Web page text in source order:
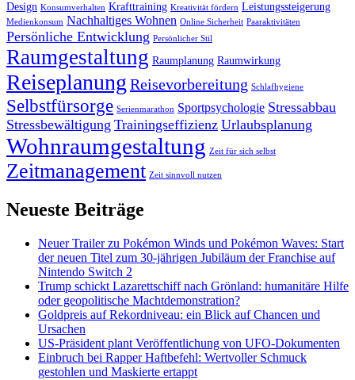
Design Konsumverhalten Krafttraining Kreativität fördern Leistungssteigerung
Medienkonsum Nachhaltiges Wohnen Online Sicherheit Paaraktivitäten
Persönliche Entwicklung Persönlicher Stil
Raumgestaltung Raumplanung Raumwirkung
Reiseplanung Reisevorbereitung Schlafhygiene
Selbstfürsorge Serienmarathon Sportpsychologie Stressabbau
Stressbewältigung Trainingseffizienz Urlaubsplanung
Wohnraumgestaltung Zeit für sich selbst
Zeitmanagement Zeit sinnvoll nutzen
Neueste Beiträge
Neuer Trailer zu Pokémon Winds und Pokémon Waves: Start
der neuen Titel zum 30-jährigen Jubiläum der Franchise auf
Nintendo Switch 2
Trump schickt Lazarettschiff nach Grönland: humanitäre Hilfe
oder geopolitische Machtdemonstration?
Goldpreis auf Rekordniveau: ein Blick auf Chancen und
Ursachen
US-Präsident plant Veröffentlichung von UFO-Dokumenten
Einbruch bei Rapper Haftbefehl: Wertvoller Schmuck
gestohlen und Maskierte ertappt